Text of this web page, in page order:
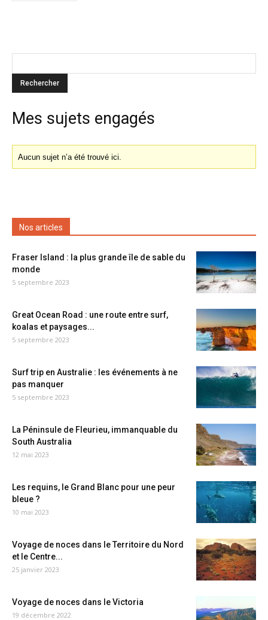
Mes sujets engagés
Aucun sujet n’a été trouvé ici.
Nos articles
Fraser Island : la plus grande île de sable du
monde
5 septembre 2023
Great Ocean Road : une route entre surf,
koalas et paysages...
5 septembre 2023
Surf trip en Australie : les événements à ne
pas manquer
5 septembre 2023
La Péninsule de Fleurieu, immanquable du
South Australia
12 mai 2023
Les requins, le Grand Blanc pour une peur
bleue ?
10 mai 2023
Voyage de noces dans le Territoire du Nord
et le Centre...
25 janvier 2023
Voyage de noces dans le Victoria
19 décembre 2022